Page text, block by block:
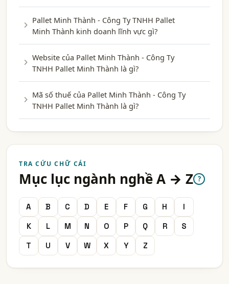
Pallet Minh Thành - Công Ty TNHH Pallet
Minh Thành kinh doanh lĩnh vực gì?
Website của Pallet Minh Thành - Công Ty
TNHH Pallet Minh Thành là gì?
Mã số thuế của Pallet Minh Thành - Công Ty
TNHH Pallet Minh Thành là gì?
TRA CỨU CHỮ CÁI
Mục lục ngành nghề A → Z ?
A B C D E F G H
I
K
L M N O P Q R
S
T
U V W X Y Z